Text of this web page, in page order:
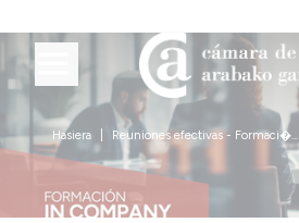
Hasiera Reuniones efectivas - Formaci�...